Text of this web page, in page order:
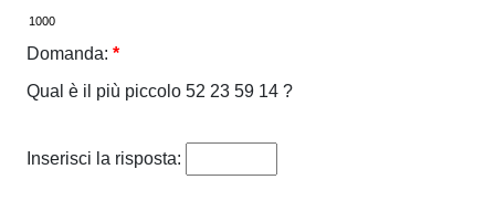
Domanda: *
Qual è il più piccolo 52 23 59 14 ?
Inserisci la risposta: